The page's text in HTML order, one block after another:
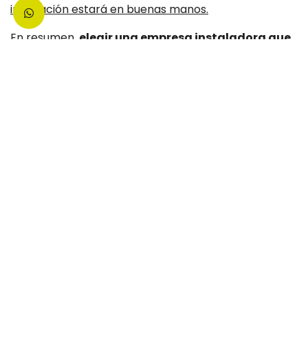
instalación estará en buenas manos.
En resumen, elegir una empresa instaladora que